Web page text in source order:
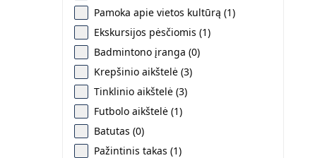
Pamoka apie vietos kultūrą (1)
Ekskursijos pėsčiomis (1)
Badmintono įranga (0)
Krepšinio aikštelė (3)
Tinklinio aikštelė (3)
Futbolo aikštelė (1)
Batutas (0)
Pažintinis takas (1)